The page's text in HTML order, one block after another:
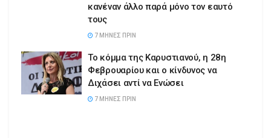
κανέναν άλλο παρά μόνο τον εαυτό
τους
7 ΜΉΝΕΣ ΠΡΙΝ
Το κόμμα της Καρυστιανού, η 28η
Φεβρουαρίου και ο κίνδυνος να
Διχάσει αντί να Ενώσει
7 ΜΉΝΕΣ ΠΡΙΝ